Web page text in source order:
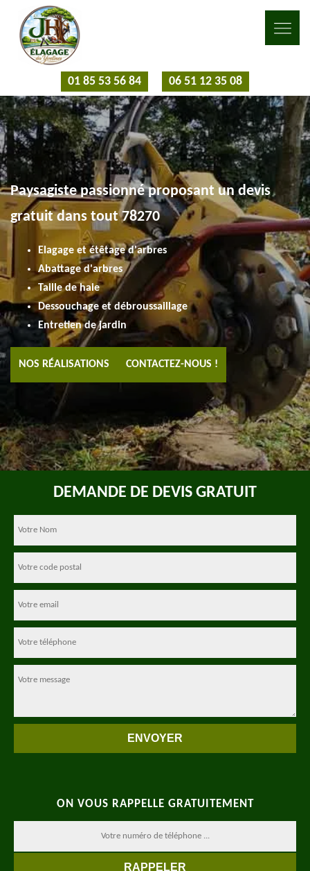
01 85 53 56 84 06 51 12 35 08
Paysagiste passionné proposant un devis
gratuit dans tout 78270
Elagage et étêtage d'arbres
Abattage d'arbres
Taille de haie
Dessouchage et débroussaillage
Entretien de jardin
NOS RÉALISATIONS CONTACTEZ-NOUS !
DEMANDE DE DEVIS GRATUIT
ON VOUS RAPPELLE GRATUITEMENT